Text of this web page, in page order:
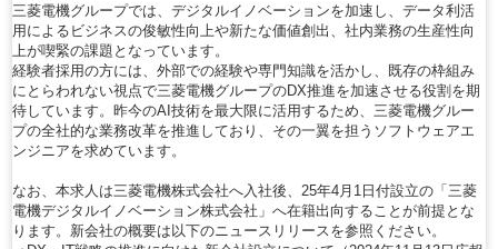
三菱電機グループでは、デジタルイノベーションを加速し、データ利活
用によるビジネスの俊敏性向上や新たな価値創出、社内業務の生産性向
上が喫緊の課題となっています。
経験者採用の方には、外部での経験や専門知識を活かし、既存の枠組み
にとらわれない視点で三菱電機グループのDX推進を加速させる役割を期
待しています。昨今のAI技術を最大限に活用するため、三菱電機グルー
プの全社的な業務改革を推進しており、その一翼を担うソフトウェアエ
ンジニアを求めています。
なお、本求人は三菱電機株式会社へ入社後、25年4月1日付設立の「三菱
電機デジタルイノベーション株式会社」へ在籍出向することが前提とな
ります。新会社の概要は以下のニュースリリースを参照ください。